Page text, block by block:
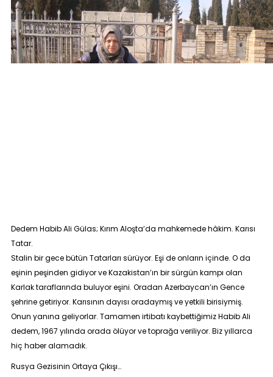
Dedem Habib Ali Gülas; Kırım Aloşta’da mahkemede hâkim. Karısı
Tatar.
Stalin bir gece bütün Tatarları sürüyor. Eşi de onların içinde. O da
eşinin peşinden gidiyor ve Kazakistan’ın bir sürgün kampı olan
Karlak taraflarında buluyor eşini. Oradan Azerbaycan’ın Gence
şehrine getiriyor. Karısının dayısı oradaymış ve yetkili birisiymiş.
Onun yanına geliyorlar. Tamamen irtibatı kaybettiğimiz Habib Ali
dedem, 1967 yılında orada ölüyor ve toprağa veriliyor. Biz yıllarca
hiç haber alamadık.
Rusya Gezisinin Ortaya Çıkışı…